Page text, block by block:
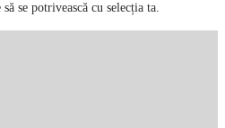
se potrivească cu selecția ta.